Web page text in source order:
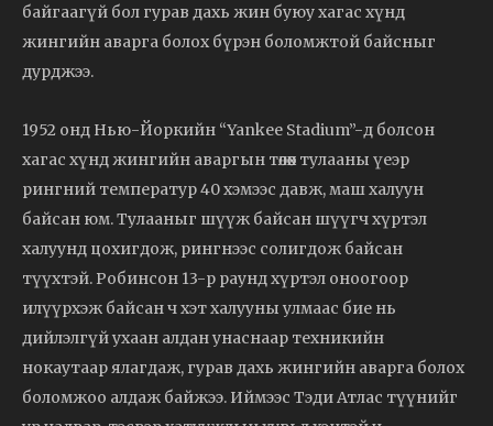
байгаагүй бол гурав дахь жин буюу хагас хүнд
жингийн аварга болох бүрэн боломжтой байсныг
дурджээ.
1952 онд Нью-Йоркийн “Yankee Stadium”-д болсон
хагас хүнд жингийн аваргын төлөөх тулааны үеэр
рингний температур 40 хэмээс давж, маш халуун
байсан юм. Тулааныг шүүж байсан шүүгч хүртэл
халуунд цохигдож, рингнээс солигдож байсан
түүхтэй. Робинсон 13-р раунд хүртэл оноогоор
илүүрхэж байсан ч хэт халууны улмаас бие нь
дийлэлгүй ухаан алдан унаснаар техникийн
нокаутаар ялагдаж, гурав дахь жингийн аварга болох
боломжоо алдаж байжээ. Иймээс Тэди Атлас түүнийг